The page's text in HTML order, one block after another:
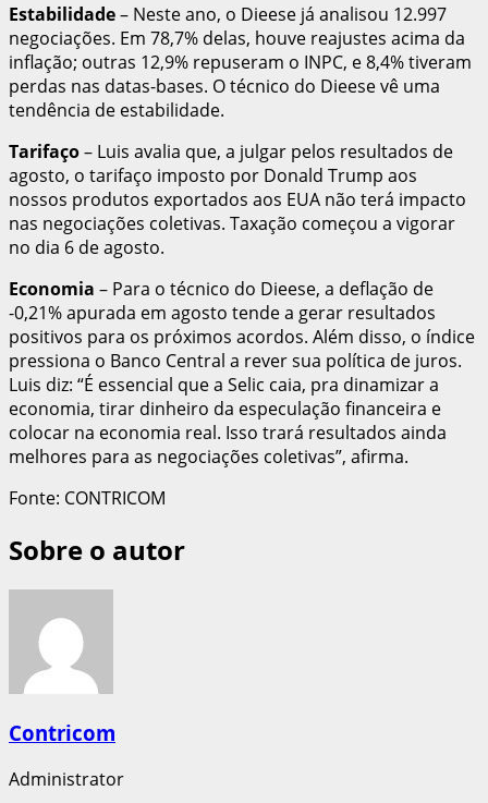
Estabilidade– Neste ano, o Dieese já analisou 12.997
negociações. Em 78,7% delas, houve reajustes acima da
inflação; outras 12,9% repuseram o INPC, e 8,4% tiveram
perdas nas datas-bases. O técnico do Dieese vê uma
tendência de estabilidade.
Tarifaço– Luis avalia que, a julgar pelos resultados de
agosto, o tarifaço imposto por Donald Trump aos
nossos produtos exportados aos EUA não terá impacto
nas negociações coletivas. Taxação começou a vigorar
no dia 6 de agosto.
Economia – Para o técnico do Dieese, a deflação de
-0,21% apurada em agosto tende a gerar resultados
positivos para os próximos acordos. Além disso, o índice
pressiona o Banco Central a rever sua política de juros.
Luis diz: “É essencial que a Selic caia, pra dinamizar a
economia, tirar dinheiro da especulação financeira e
colocar na economia real. Isso trará resultados ainda
melhores para as negociações coletivas”, afirma.
Fonte: CONTRICOM
Sobre o autor
Contricom
Administrator